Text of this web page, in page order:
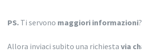
PS. Ti servono maggiori informazioni?
Allora inviaci subito una richiesta via